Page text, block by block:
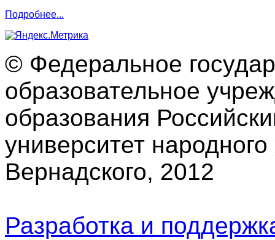
Подробнее...
© Федеральное
образовательное
образования
университет
Вернадского, 2012
Разработка и